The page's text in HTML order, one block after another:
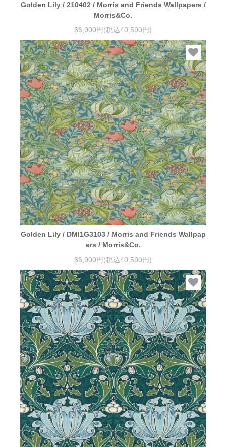
Golden Lily / 210402 / Morris and Friends Wallpapers /
Morris&Co.
36,900円(税込40,590円)
Golden Lily / DMI1G3103 / Morris and Friends Wallpap
ers / Morris&Co.
36,900円(税込40,590円)